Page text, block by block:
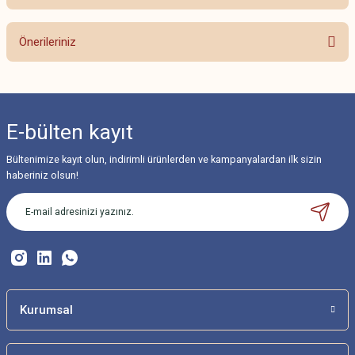
Bu ürüne ilk yorumu siz yapın!
Önerileriniz
Görüş ve önerileriniz için teşekkür ederiz.
Ürün resmi kalitesiz, bozuk veya görüntülenemiyor.
Ürün açıklamasında eksik bilgiler bulunuyor.
Ürün bilgilerinde hatalar bulunuyor.
Bu ürüne benzer farklı alternatifler olmalı.
E-bülten kayıt
Bültenimize kayıt olun, indirimli ürünlerden ve kampanyalardan ilk sizin
haberiniz olsun!
Kurumsal